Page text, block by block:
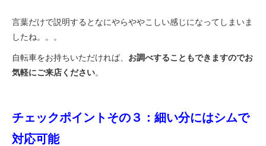
言葉だけで説明するとなにやらややこしい感じになってしまいま
したね。。。
自転車をお持ちいただければ、 お調べすることもできますのでお
気軽にご来店ください。
チェックポイントその３：細い分にはシムで
対応可能